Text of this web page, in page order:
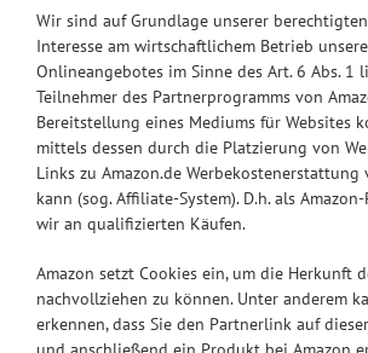
Wir sind auf Grundlage unserer
Interesse am wirtschaftlichem Betrieb
Onlineangebotes im Sinne des Art. 6 Abs. 1
Teilnehmer des Partnerprogramms von
Bereitstellung eines Mediums für Websites
mittels dessen durch die Platzierung von
Links zu Amazon.de
kann (sog. Affiliate-System). D.h. als
wir an qualifizierten Käufen.
Amazon setzt Cookies ein, um die Herkunft
nachvollziehen zu können. Unter anderem
erkennen, dass Sie den Partnerlink auf